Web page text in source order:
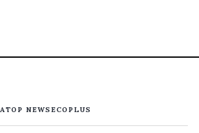
TOP NEWS ECOPLUS